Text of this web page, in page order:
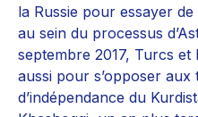
la Russie pour essayer
au sein du processus
septembre 2017, Turcs
aussi pour s’opposer
d’indépendance du